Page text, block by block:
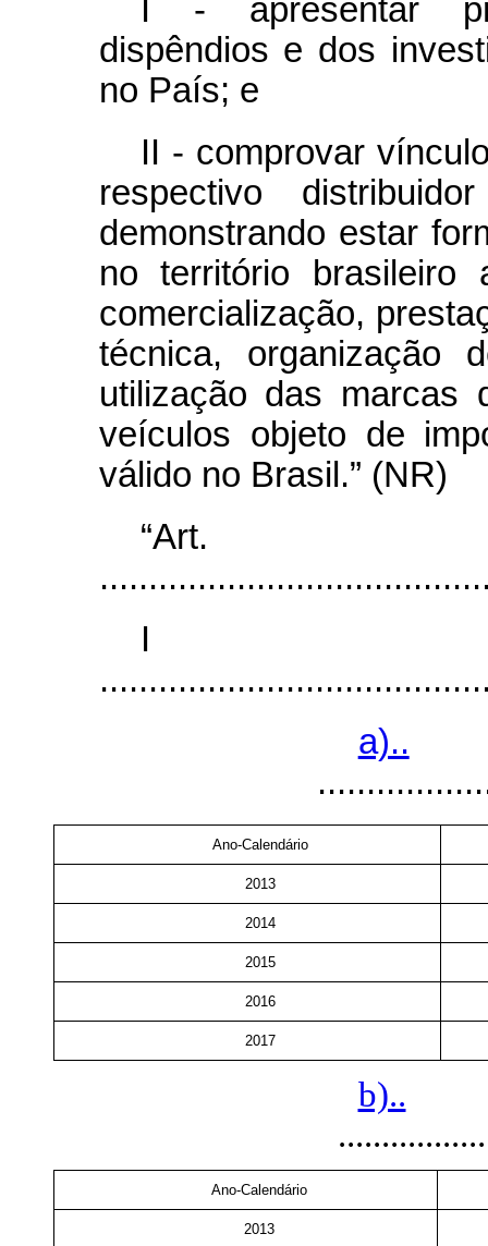
I - apresentar
dispêndios e dos
no País; e
II - comprovar
respectivo
demonstrando estar
no território brasileiro
comercialização,
técnica, organização
utilização das marcas
veículos objeto de
válido no Brasil.” (NR)
I
a)..
Ano-Calendário
2013
2014
2015
2016
2017
b)..
Ano-Calendário
2013